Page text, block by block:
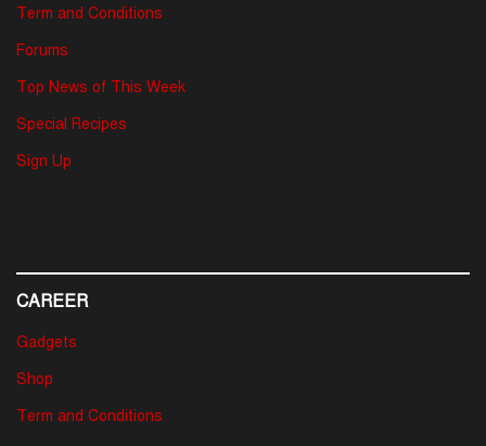
Term and Conditions
Forums
Top News of This Week
Special Recipes
Sign Up
CAREER
Gadgets
Shop
Term and Conditions